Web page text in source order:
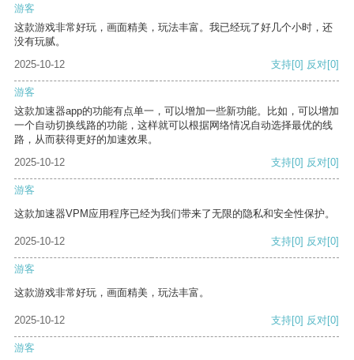
游客
这款游戏非常好玩，画面精美，玩法丰富。我已经玩了好几个小时，还
没有玩腻。
2025-10-12
支持[0] 反对[0]
游客
这款加速器app的功能有点单一，可以增加一些新功能。比如，可以增加
一个自动切换线路的功能，这样就可以根据网络情况自动选择最优的线
路，从而获得更好的加速效果。
2025-10-12
支持[0] 反对[0]
游客
这款加速器VPM应用程序已经为我们带来了无限的隐私和安全性保护。
2025-10-12 支持[0] 反对[0]
游客
这款游戏非常好玩，画面精美，玩法丰富。
2025-10-12 支持[0] 反对[0]
游客